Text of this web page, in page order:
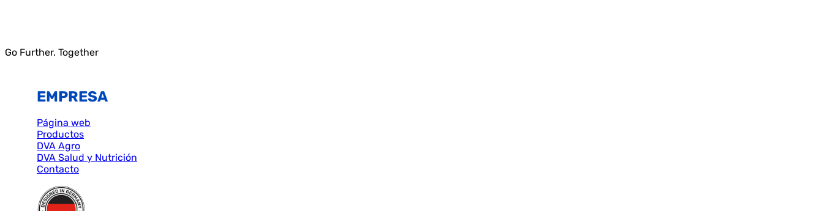
Go Further. Together
EMPRESA
Página web
Productos
DVA Agro
DVA Salud y Nutrición
Contacto